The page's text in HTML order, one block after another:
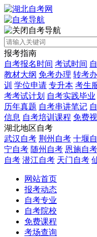
自考导航
报考指南
自考报名时间 考试时间
教材大纲 免考办理 转考
训 学位申请 专升本 考生
考考试计划 自考实践毕业
历年真题 自考串讲笔记
信息 自考培训课程 免费
湖北地区自考
武汉自考 荆州自考 十堰
宁自考 随州自考 恩施自考
自考 潜江自考 天门自考
网站首页
报考动态
自考专业
自考院校
免费课程
考场查询